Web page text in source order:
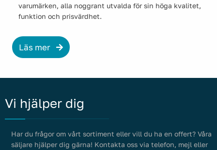
varumärken, alla noggrant utvalda för sin höga kvalitet,
funktion och prisvärdhet.
Läs mer
Vi hjälper dig
Har du frågor om vårt sortiment eller vill du ha en offert? Våra
säljare hjälper dig gärna! Kontakta oss via telefon, mejl eller